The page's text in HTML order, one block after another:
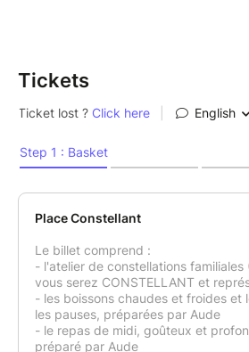
pour trouver un rapport apaisé et
sensorialité, partagé en pleine
joie !
Avec les constellations
identifierons et libérerons les
Tickets